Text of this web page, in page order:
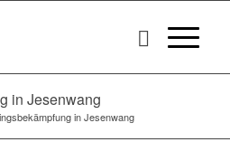
in Jesenwang
in Jesenwang